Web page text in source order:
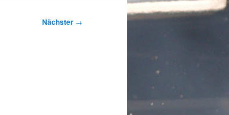
Nächster →